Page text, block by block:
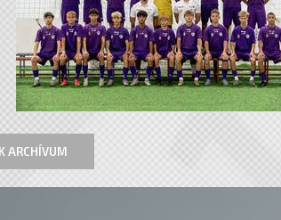
ARCHÍVUM